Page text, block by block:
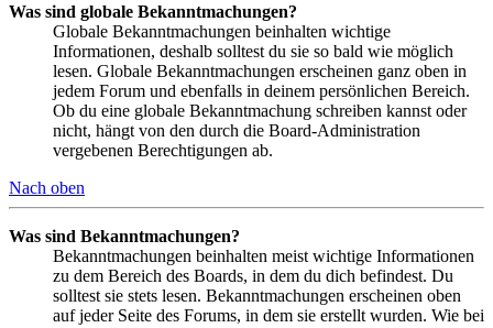
Was sind globale Bekanntmachungen?
Globale Bekanntmachungen beinhalten wichtige
Informationen, deshalb solltest du sie so bald wie möglich
lesen. Globale Bekanntmachungen erscheinen ganz oben in
jedem Forum und ebenfalls in deinem persönlichen Bereich.
Ob du eine globale Bekanntmachung schreiben kannst oder
nicht, hängt von den durch die Board-Administration
vergebenen Berechtigungen ab.
Nach oben
Was sind Bekanntmachungen?
Bekanntmachungen beinhalten meist wichtige Informationen
zu dem Bereich des Boards, in dem du dich befindest. Du
solltest sie stets lesen. Bekanntmachungen erscheinen oben
auf jeder Seite des Forums, in dem sie erstellt wurden. Wie bei